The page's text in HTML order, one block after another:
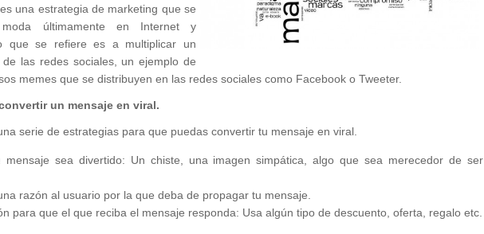
una estrategia de marketing que se
últimamente en Internet y
que se refiere es a multiplicar un
las redes sociales, un ejemplo de
memes que se distribuyen en las redes sociales como Facebook o Tweeter.
un mensaje en viral.
serie de estrategias para que puedas convertir tu mensaje en viral.
mensaje sea divertido: Un chiste, una imagen simpática, algo que sea merecedor de ser
razón al usuario por la que deba de propagar tu mensaje.
para que el que reciba el mensaje responda: Usa algún tipo de descuento, oferta, regalo etc.